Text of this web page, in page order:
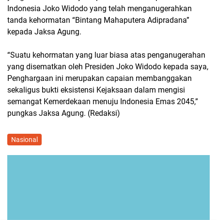
Indonesia Joko Widodo yang telah menganugerahkan
tanda kehormatan “Bintang Mahaputera Adipradana”
kepada Jaksa Agung.
“Suatu kehormatan yang luar biasa atas penganugerahan
yang disematkan oleh Presiden Joko Widodo kepada saya,
Penghargaan ini merupakan capaian membanggakan
sekaligus bukti eksistensi Kejaksaan dalam mengisi
semangat Kemerdekaan menuju Indonesia Emas 2045,”
pungkas Jaksa Agung. (Redaksi)
Nasional